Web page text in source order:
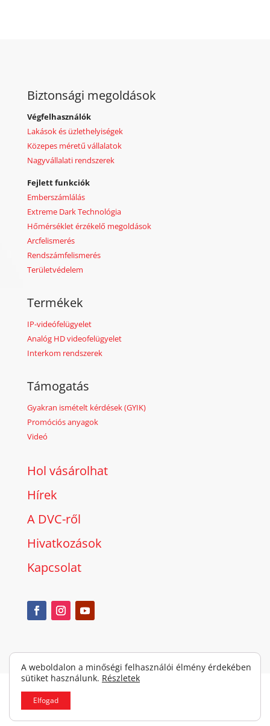
Biztonsági megoldások
Végfelhasználók
Lakások és üzlethelyiségek
Közepes méretű vállalatok
Nagyvállalati rendszerek
Fejlett funkciók
Emberszámlálás
Extreme Dark Technológia
Hőmérséklet érzékelő megoldások
Arcfelismerés
Rendszámfelismerés
Területvédelem
Termékek
IP-videófelügyelet
Analóg HD videofelügyelet
Interkom rendszerek
Támogatás
Gyakran ismételt kérdések (GYIK)
Promóciós anyagok
Videó
Hol vásárolhat
Hírek
A DVC-ről
Hivatkozások
Kapcsolat
Copyright © 2026 Alarm automatika d.o.o. All rights reserved.
Adatvédelmi irányelvek
A weboldalon a minőségi felhasználói élmény érdekében
sütiket használunk. Részletek
Elfogad